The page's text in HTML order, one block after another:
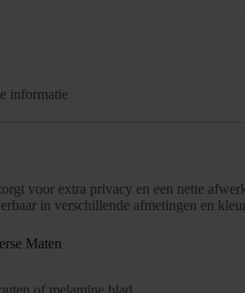
informatie
voor extra privacy en een nette
in verschillende afmetingen en
Maten
of melamine blad